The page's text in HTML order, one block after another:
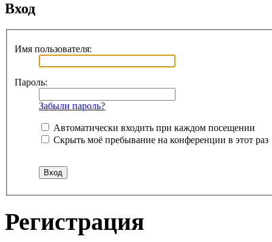
Вход
Имя пользователя:
Пароль:
Забыли пароль?
Автоматически входить при каждом посещении
Скрыть моё пребывание на конференции в этот раз
Регистрация